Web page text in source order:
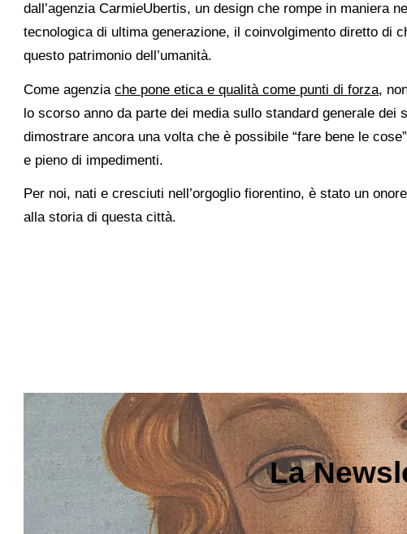
dall’agenzia CarmieUbertis, un design che rompe in maniera
tecnologica di ultima generazione, il coinvolgimento diretto di
questo patrimonio dell’umanità.
Come agenziache pone etica e qualità come punti di forza,
lo scorso anno da parte dei media sullo standard generale
dimostrare ancora una volta che è possibile “fare bene le
e pieno di impedimenti.
Per noi, nati e cresciuti nell’orgoglio fiorentino, è stato un
alla storia di questa città.
La